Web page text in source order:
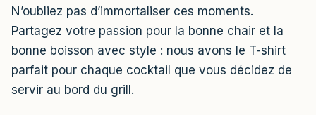
N’oubliez pas d’immortaliser ces moments.
Partagez votre passion pour la bonne chair et la
bonne boisson avec style : nous avons le T-shirt
parfait pour chaque cocktail que vous décidez de
servir au bord du grill.